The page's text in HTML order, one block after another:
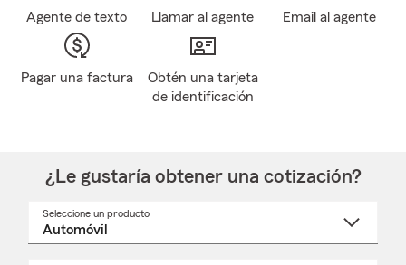
Agente de texto Llamar al agente Email al agente
Pagar una factura
Obtén una tarjeta
de identificación
¿Le gustaría obtener una cotización?
Seleccione un producto